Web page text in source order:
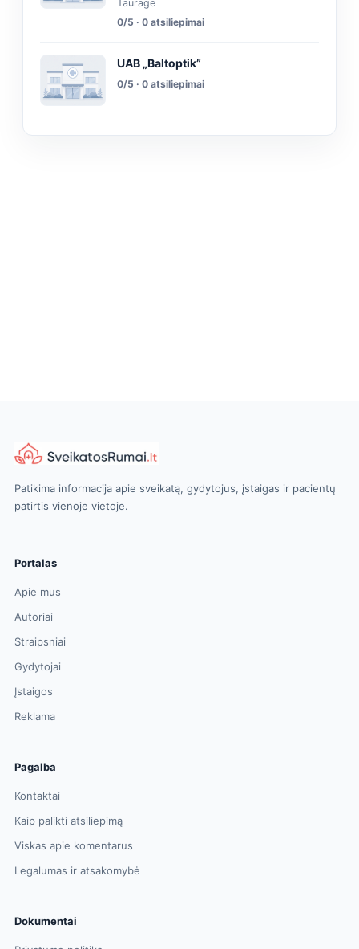
Tauragė
0/5 · 0 atsiliepimai
UAB „Baltoptik”
0/5 · 0 atsiliepimai
Patikima informacija apie sveikatą, gydytojus, įstaigas ir pacientų
patirtis vienoje vietoje.
Portalas
Apie mus
Autoriai
Straipsniai
Gydytojai
Įstaigos
Reklama
Pagalba
Kontaktai
Kaip palikti atsiliepimą
Viskas apie komentarus
Legalumas ir atsakomybė
Dokumentai